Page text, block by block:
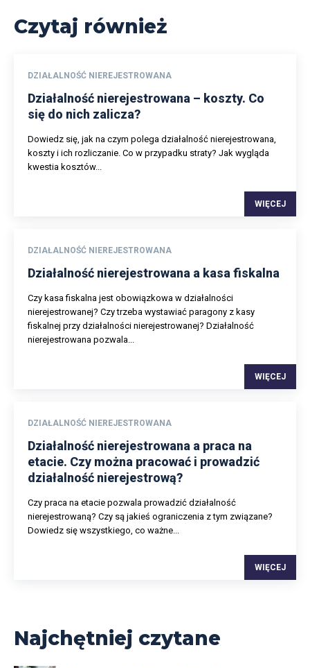
Czytaj również
DZIAŁALNOŚĆ NIEREJESTROWANA
Działalność nierejestrowana – koszty. Co
się do nich zalicza?
Dowiedz się, jak na czym polega działalność nierejestrowana,
koszty i ich rozliczanie. Co w przypadku straty? Jak wygląda
kwestia kosztów...
WIĘCEJ
DZIAŁALNOŚĆ NIEREJESTROWANA
Działalność nierejestrowana a kasa fiskalna
Czy kasa fiskalna jest obowiązkowa w działalności
nierejestrowanej? Czy trzeba wystawiać paragony z kasy
fiskalnej przy działalności nierejestrowanej? Działalność
nierejestrowana pozwala...
WIĘCEJ
DZIAŁALNOŚĆ NIEREJESTROWANA
Działalność nierejestrowana a praca na
etacie. Czy można pracować i prowadzić
działalność nierejestrową?
Czy praca na etacie pozwala prowadzić działalność
nierejestrowaną? Czy są jakieś ograniczenia z tym związane?
Dowiedz się wszystkiego, co ważne...
WIĘCEJ
Najchętniej czytane